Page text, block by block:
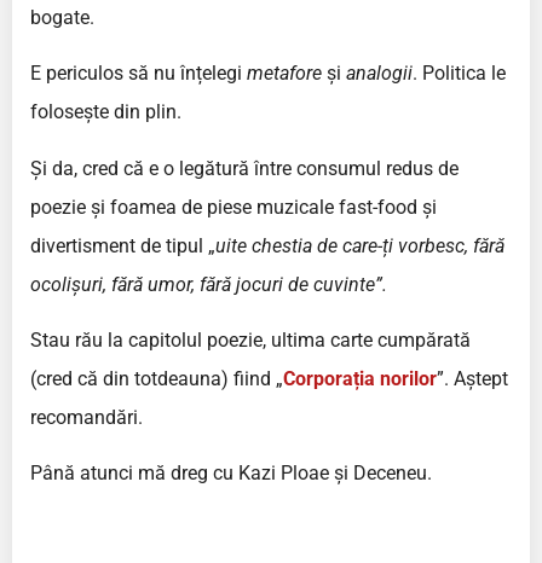
bogate.
E periculos să nu înțelegi metafore și analogii. Politica le
folosește din plin.
Și da, cred că e o legătură între consumul redus de
poezie și foamea de piese muzicale fast-food și
divertisment de tipul „uite chestia de care-ți vorbesc, fără
ocolișuri, fără umor, fără jocuri de cuvinte”.
Stau rău la capitolul poezie, ultima carte cumpărată
(cred că din totdeauna) fiind „Corporația norilor”. Aștept
recomandări.
Până atunci mă dreg cu Kazi Ploae și Deceneu.